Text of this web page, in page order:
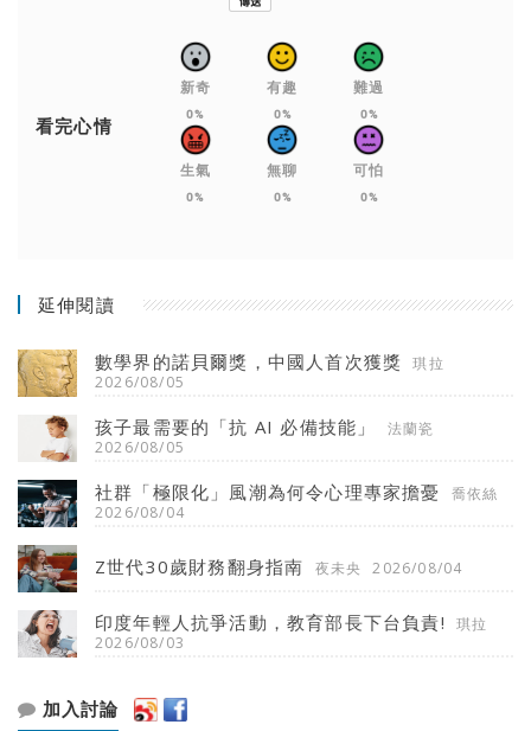
看完心情
新奇
0%
有趣
0%
難過
0%
生氣
0%
無聊
0%
可怕
0%
延伸閱讀
數學界的諾貝爾獎，中國人首次獲獎
琪拉
2026/08/05
孩子最需要的「抗 AI 必備技能」
法蘭瓷
2026/08/05
社群「極限化」風潮為何令心理專家擔憂
喬依絲
2026/08/04
Z世代30歲財務翻身指南 夜未央 2026/08/04
印度年輕人抗爭活動，教育部長下台負責!
琪拉
2026/08/03
加入討論